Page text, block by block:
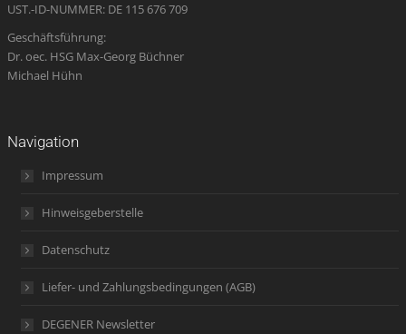
UST.-ID-NUMMER: DE 115 676 709
Geschäftsführung:
Dr. oec. HSG Max-Georg Büchner
Michael Hühn
Navigation
Impressum
Hinweisgeberstelle
Datenschutz
Liefer- und Zahlungsbedingungen (AGB)
DEGENER Newsletter